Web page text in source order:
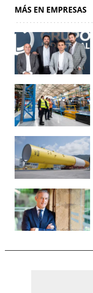
MÁS EN EMPRESAS